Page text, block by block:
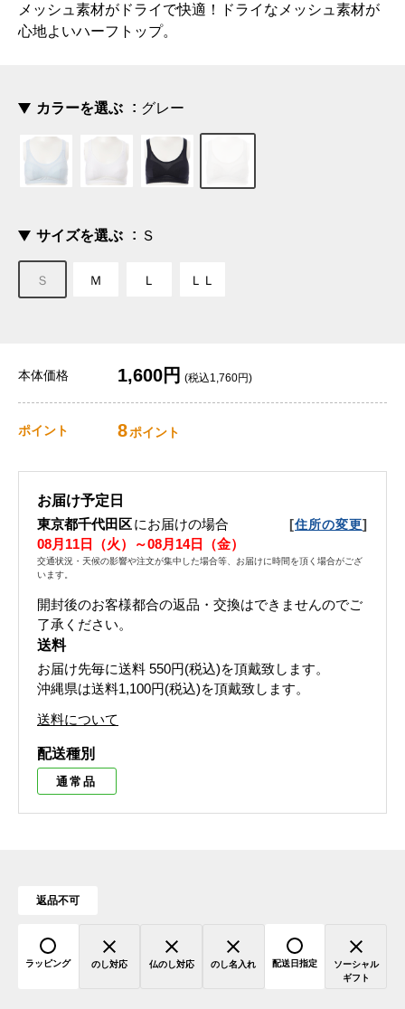
メッシュ素材がドライで快適！ドライなメッシュ素材が
心地よいハーフトップ。
カラーを選ぶ グレー
サイズを選ぶ Ｓ
Ｓ Ｍ Ｌ ＬＬ
本体価格 1,600円 (税込1,760円)
ポイント 8ポイント
お届け予定日
東京都千代田区にお届けの場合 [住所の変更]
08月11日（火）～08月14日（金）
交通状況・天候の影響や注文が集中した場合等、お届けに時間を頂く場合がござ
います。
開封後のお客様都合の返品・交換はできませんのでご
了承ください。
送料
お届け先毎に送料 550円(税込)を頂戴致します。
沖縄県は送料1,100円(税込)を頂戴致します。
送料について
配送種別
通常品
返品不可
ラッピング のし対応 仏のし対応 のし名入れ 配送日指定
ソーシャル
ギフト